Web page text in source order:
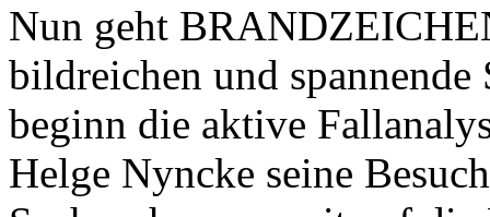
Nun geht
bildreichen und spannende
beginn die aktive
Helge Nyncke seine